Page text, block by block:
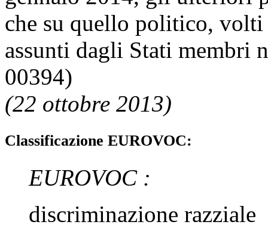
che su quello politico, volti
assunti dagli Stati membri
00394)
(22 ottobre 2013)
Classificazione EUROVOC:
EUROVOC :
discriminazione razziale